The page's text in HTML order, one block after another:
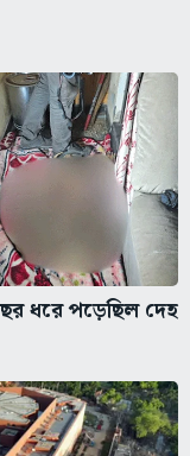
ধরে পড়েছিল দেহ